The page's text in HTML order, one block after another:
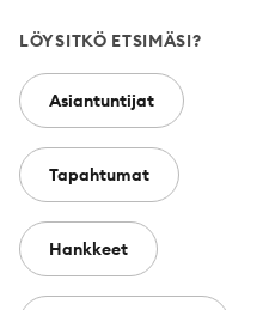
LÖYSITKÖ ETSIMÄSI?
Asiantuntijat
Tapahtumat
Hankkeet